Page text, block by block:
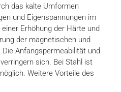
das kalte Umformen
und Eigenspannungen im
Erhöhung der Härte und
der magnetischen und
Anfangspermeabilität und
sich. Bei Stahl ist
Weitere Vorteile des